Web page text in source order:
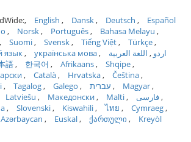
English Dansk Deutsch
Español
Norsk Português
Bahasa Melayu
Suomi Svensk Tiếng Việt
Türkçe
язык українська мова اردو
اللغة العربية
語 한국어 Afrikaans
Shqipe
Català Hrvatska
Čeština
Tagalog Galego עברית
Magyar
Latviešu Македонски Malti
فارسی
Slovenski Kiswahili ไทย
Cymraeg
Azərbaycan Euskal ქართული
Kreyòl